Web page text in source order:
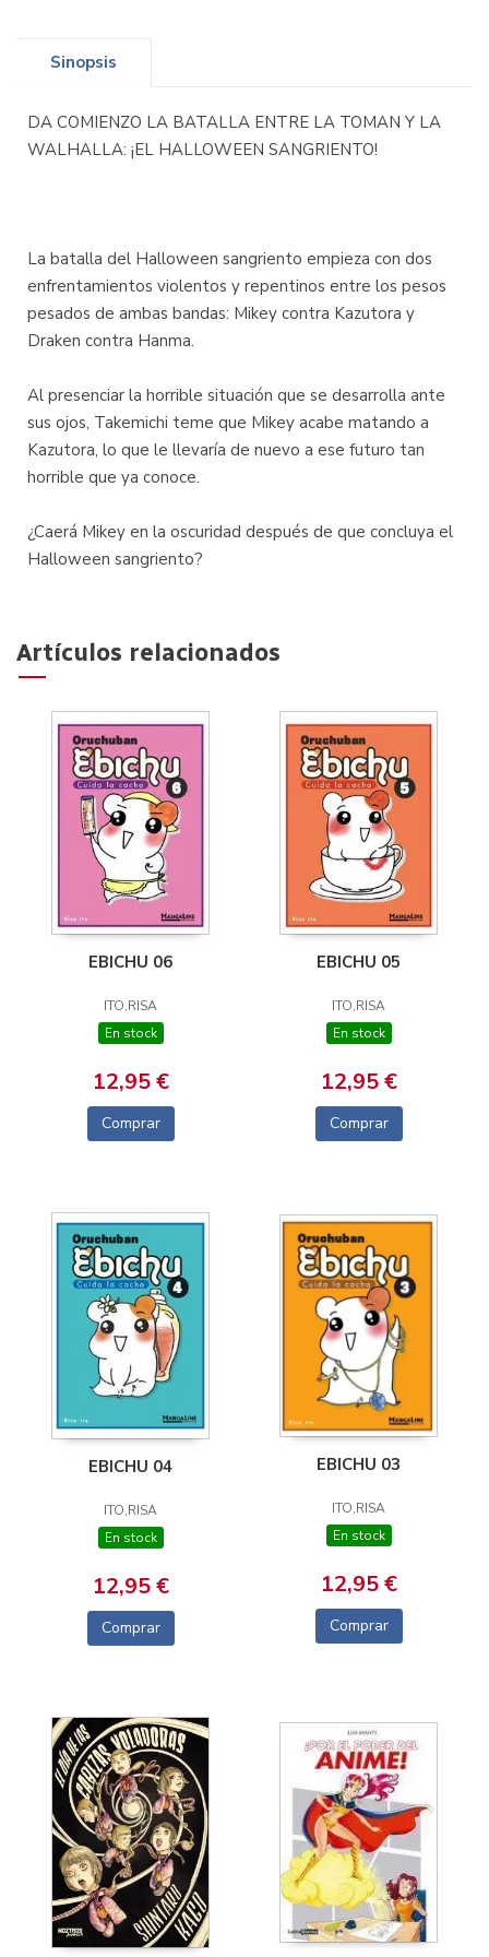
Sinopsis
DA COMIENZO LA BATALLA ENTRE LA TOMAN Y LA
WALHALLA: ¡EL HALLOWEEN SANGRIENTO!
La batalla del Halloween sangriento empieza con dos
enfrentamientos violentos y repentinos entre los pesos
pesados de ambas bandas: Mikey contra Kazutora y
Draken contra Hanma.
Al presenciar la horrible situación que se desarrolla ante
sus ojos, Takemichi teme que Mikey acabe matando a
Kazutora, lo que le llevaría de nuevo a ese futuro tan
horrible que ya conoce.
¿Caerá Mikey en la oscuridad después de que concluya el
Halloween sangriento?
Artículos relacionados
EBICHU 06
ITO,RISA
En stock
12,95 €
Comprar
EBICHU 05
ITO,RISA
En stock
12,95 €
Comprar
EBICHU 04
ITO,RISA
En stock
12,95 €
Comprar
EBICHU 03
ITO,RISA
En stock
12,95 €
Comprar